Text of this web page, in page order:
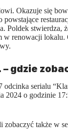
Okazuje się
Poldek stwierdza,
w renowacji
gdzie
odcinka serialu
2024 o godzinie
zobaczyć także w